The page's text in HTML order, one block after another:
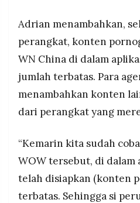
Adrian menambahkan,
perangkat, konten
WN China di dalam
jumlah terbatas. Para
menambahkan konten
dari perangkat yang
“Kemarin kita sudah
WOW tersebut, di dalam
telah disiapkan (konten
terbatas. Sehingga si